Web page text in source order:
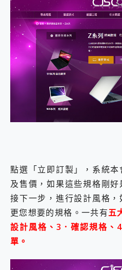
點選「立即訂製」，系統
及售價，如果這些規格剛
接下一步，進行設計風格
更您想要的規格。一共有五
設計風格、3．確認規格、
單。